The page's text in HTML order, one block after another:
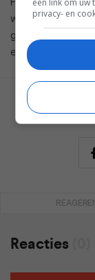
waarschijnlijk al
gaan dat alle
en zelf nadenken
Reacties
privacy- en